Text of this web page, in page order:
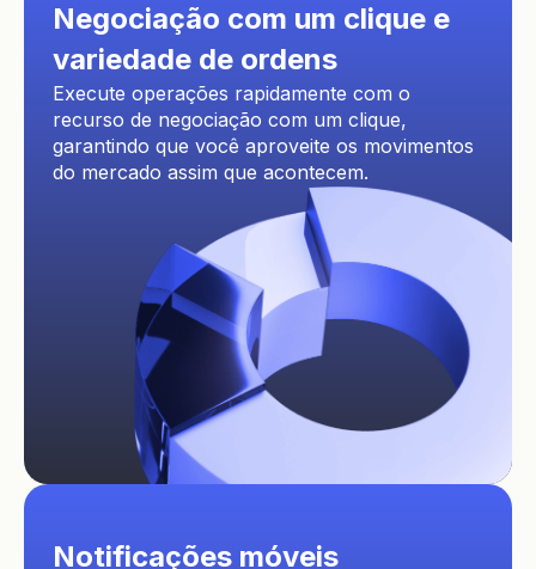
Negociação com um clique e
variedade de ordens
Execute operações rapidamente com o
recurso de negociação com um clique,
garantindo que você aproveite os movimentos
do mercado assim que acontecem.
Notificações móveis